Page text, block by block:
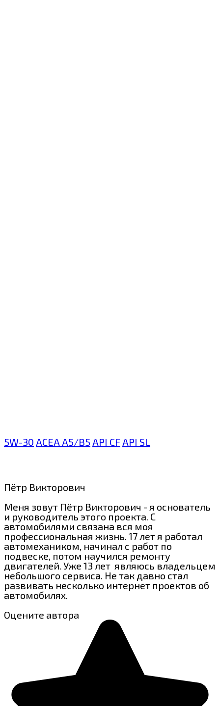
5W-30 ACEA A5/B5 API CF API SL
Пётр Викторович
Меня зовут Пётр Викторович - я основатель
и руководитель этого проекта. С
автомобилями связана вся моя
профессиональная жизнь. 17 лет я работал
автомехаником, начинал с работ по
подвеске, потом научился ремонту
двигателей. Уже 13 лет являюсь владельцем
небольшого сервиса. Не так давно стал
развивать несколько интернет проектов об
автомобилях.
Оцените автора